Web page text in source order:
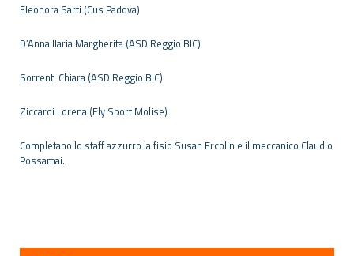
Eleonora Sarti (Cus Padova)
D’Anna Ilaria Margherita (ASD Reggio BIC)
Sorrenti Chiara (ASD Reggio BIC)
Ziccardi Lorena (Fly Sport Molise)
Completano lo staff azzurro la fisio Susan Ercolin e il meccanico Claudio
Possamai.